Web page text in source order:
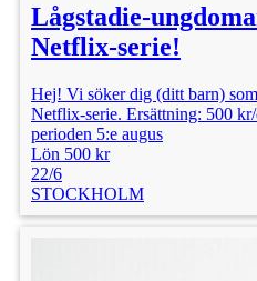
Lågstadie-
Netflix-serie!
Hej! Vi söker dig (ditt barn)
Netflix-serie. Ersättning: 500
perioden 5:e augus
Lön 500 kr
22/6
STOCKHOLM